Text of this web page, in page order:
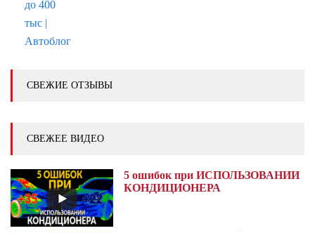
до 400
тыс |
Автоблог
СВЕЖИЕ ОТЗЫВЫ
СВЕЖЕЕ ВИДЕО
5 ошибок при ИСПОЛЬЗОВАНИИ
КОНДИЦИОНЕРА